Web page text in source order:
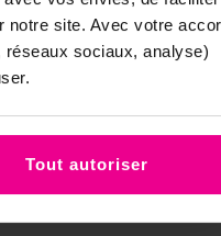
notre site. Avec votre
sociaux, analyse)
Tout autoriser